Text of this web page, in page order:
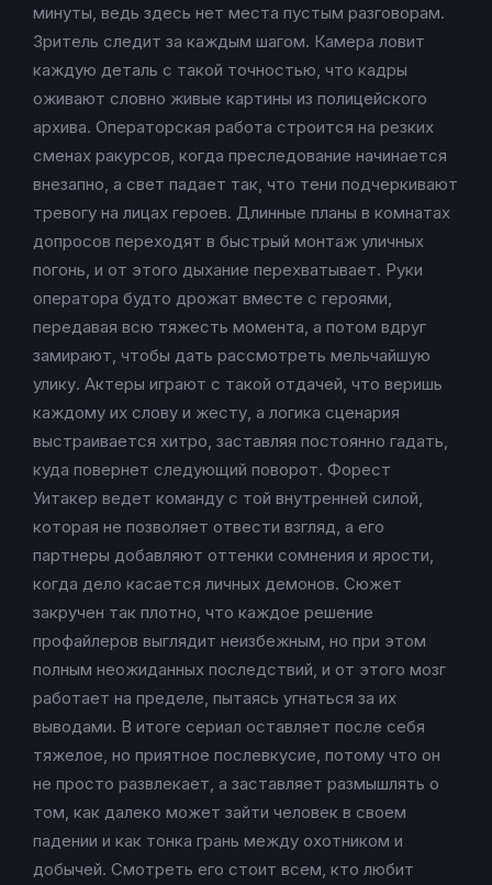
минуты, ведь здесь нет места пустым разговорам.
Зритель следит за каждым шагом. Камера ловит
каждую деталь с такой точностью, что кадры
оживают словно живые картины из полицейского
архива. Операторская работа строится на резких
сменах ракурсов, когда преследование начинается
внезапно, а свет падает так, что тени подчеркивают
тревогу на лицах героев. Длинные планы в комнатах
допросов переходят в быстрый монтаж уличных
погонь, и от этого дыхание перехватывает. Руки
оператора будто дрожат вместе с героями,
передавая всю тяжесть момента, а потом вдруг
замирают, чтобы дать рассмотреть мельчайшую
улику. Актеры играют с такой отдачей, что веришь
каждому их слову и жесту, а логика сценария
выстраивается хитро, заставляя постоянно гадать,
куда повернет следующий поворот. Форест
Уитакер ведет команду с той внутренней силой,
которая не позволяет отвести взгляд, а его
партнеры добавляют оттенки сомнения и ярости,
когда дело касается личных демонов. Сюжет
закручен так плотно, что каждое решение
профайлеров выглядит неизбежным, но при этом
полным неожиданных последствий, и от этого мозг
работает на пределе, пытаясь угнаться за их
выводами. В итоге сериал оставляет после себя
тяжелое, но приятное послевкусие, потому что он
не просто развлекает, а заставляет размышлять о
том, как далеко может зайти человек в своем
падении и как тонка грань между охотником и
добычей. Смотреть его стоит всем, кто любит